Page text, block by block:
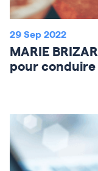
29 Sep 2022
MARIE
pour